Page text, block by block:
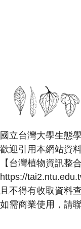
國立台灣大學生態
歡迎引用本網站資
【台灣植物資訊整
https://
且不得有收取資料
如需商業使用，請